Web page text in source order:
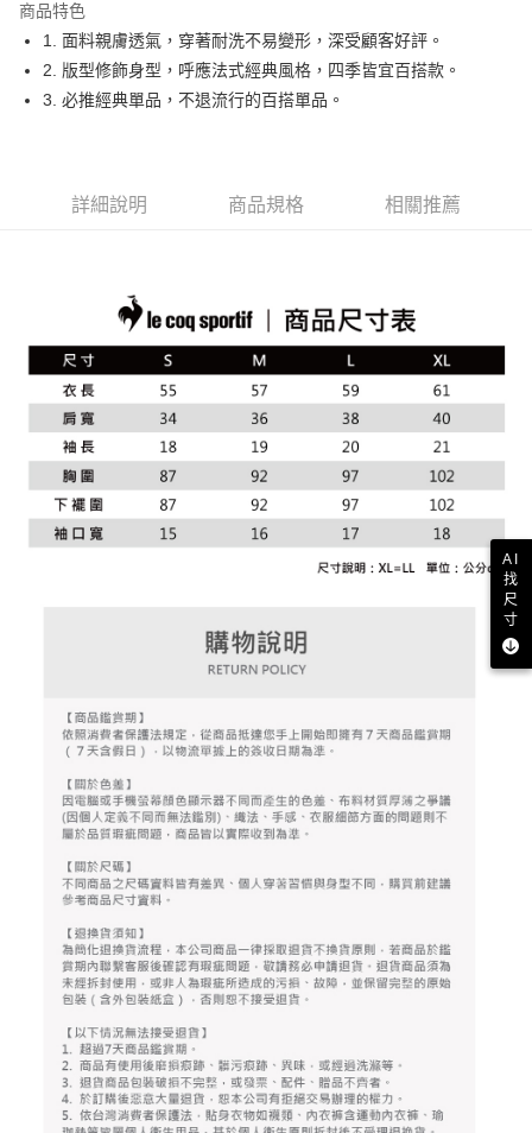
悠遊付
大哥付你分期
相關說明
成交易。
法說明評估內容。
【繳款方式說明】
1.分期款項不併入電信帳單，「大哥付你分期」於每月結算日後寄送繳費提
醒簡訊。
2.透過簡訊連結打開帳單後，可選擇「超商條碼／台灣大直營門市／銀行轉
帳／街口支付／iPASS MONEY」等通路繳費。
【注意事項】
1.本服務係由「台灣大哥大股份有限公司」（以下簡稱本公司）所提供，讓
用戶於交易時，得透過本服務購買商品或服務，並由商店將買賣／分期付款
買賣價金債權讓與本公司後，依約使用本公司帳單繳交帳款。
2.基於同意付款使用「大哥付你分期」之契約關係目的，商店將以您的個人
資料（包含姓名、電話或地址）提供予台灣大哥大進項蒐集、處理及利用，
由本公司與您本人進行分期帳單所需資料之確認、核對及更正。
【關於「AFTEE先享後付」】
AFTEE先享後付是「在收到商品之後才付款」的支付方式。 讓您購物簡單
３．安心：先確認商品／服務後，再付款。
【「AFTEE先享後付」結帳流程】
１．於結帳方式選擇「AFTEE先享後付」後，將跳轉至「AFTEE先享後付」
結帳頁面，進行簡訊認證並確認金額後，即可完成結帳。
２．訂單成立數日內，您將收到繳費通知簡訊。
３．收到繳費通知簡訊後14天內，點擊此簡訊中的連結，可透過四大超商／
ATM／網路銀行／等多元方式進行付款，方視為交易完成。
※ 請注意：結帳手續完成當下不需立刻繳費，但若您需要取消訂單，請聯絡
購買商品的店家。未經商家同意取消之訂單仍視為有效，需透過AFTEE先享
後付繳納相關費用。
※ 交易是否成功請以「AFTEE先享後付 」之結帳頁面顯示為準，若有關於
是否繳費成功／繳費後需取消欲退款等相關疑問，請聯繫「AFTEE先享後付
１．透過由恩沛科技股份有限公司提供之「AFTEE先享後付」服務完成之交
易，需依本服務之必要範圍內提供個人資料，並將交易相關給付款項請求債
２．關於個人資料處理事宜，請瀏覽以下網址：
https://aftee.tw/terms/#terms3
３．未成年的使用者請事先徵得法定代理人或監護人之同意方可使用
４．使用「AFTEE先享後付」時，將依據個別帳號之用戶狀況，依本公司即
時審查核予不同之上限額度；若仍有額度不足之情形，本公司將視審查結果
請求用戶進行身份認證。
５．嚴禁一人註冊多個帳號或使用他人資訊註冊。若發現惡意使用之情形，
恩沛科技股份有限公司將有權停止該用戶之使用額度並採取法律行動。
ATM付款
全家取貨付款
免運費
付款後全家取貨
免運費
萊爾富取貨付款
免運費
付款後萊爾富取貨
免運費
免運費
離島宅配
免運費
商品特色
1. 面料親膚透氣，穿著耐洗不易變形，深受顧客好評。
2. 版型修飾身型，呼應法式經典風格，四季皆宜百搭款。
3. 必推經典單品，不退流行的百搭單品。
詳細說明 商品規格 相關推薦
AI
找
尺
寸